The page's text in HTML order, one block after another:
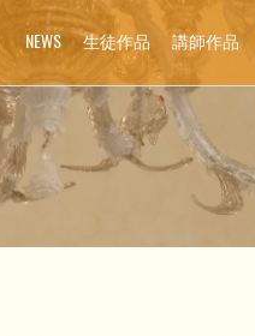
NEWS 生徒作品 講師作品